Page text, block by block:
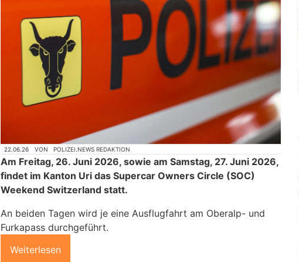
22.06.26 VON POLIZEI.NEWS REDAKTION
Am Freitag, 26. Juni 2026, sowie am Samstag, 27. Juni 2026,
findet im Kanton Uri das Supercar Owners Circle (SOC)
Weekend Switzerland statt.
An beiden Tagen wird je eine Ausflugfahrt am Oberalp- und
Furkapass durchgeführt.
Weiterlesen